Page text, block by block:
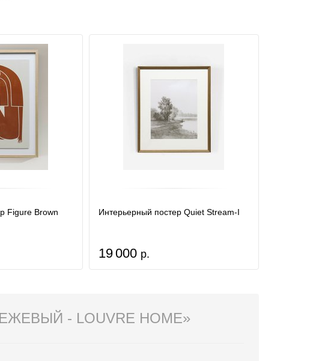
Figure Brown Интерьерный постер Quiet Stream-I
19 000 р.
- LOUVRE HOME»